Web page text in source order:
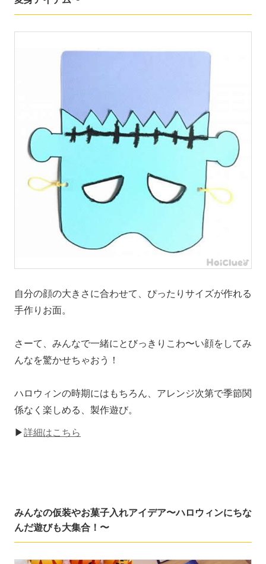
自分の顔の大きさに合わせて、ぴったりサイズが作れる
手作りお面。
さーて、みんなで一緒にとびっきりこわ〜い顔をしてみ
んなを驚かせちゃおう！
ハロウィンの時期にはもちろん、アレンジ次第で季節関
係なく楽しめる、製作遊び。
▶詳細はこちら
みんなの仮装やお菓子入れアイデア〜ハロウィンにちな
んだ遊びも大集合！〜